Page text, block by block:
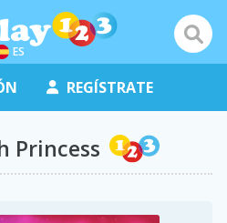
ES
REGÍSTRATE
Princess